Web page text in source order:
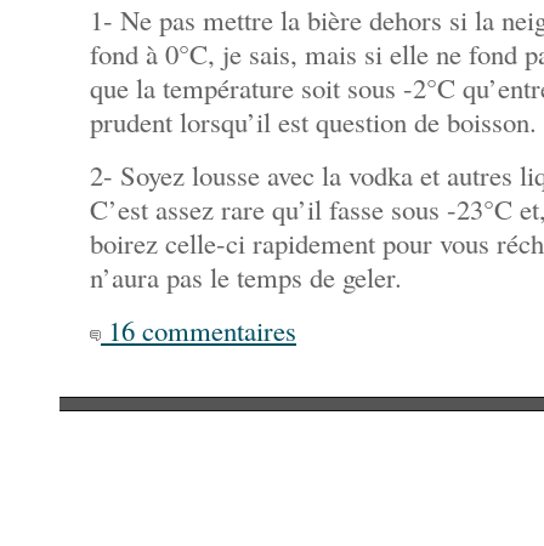
1- Ne pas mettre la bière dehors si la
fond à 0°C, je sais, mais si elle ne fond
que la température soit sous -2°C
prudent lorsqu’il est question de boisson.
2- Soyez lousse avec la vodka et autres
C’est assez rare qu’il fasse sous -23°C
boirez celle-ci rapidement pour vous
n’aura pas le temps de geler.
16 commentaires